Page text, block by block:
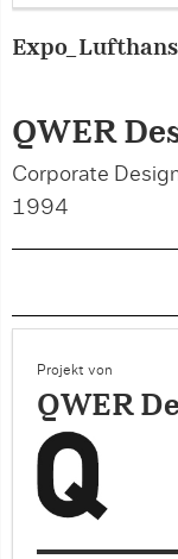
QWER
Corporate
1994
Projekt von
QWER